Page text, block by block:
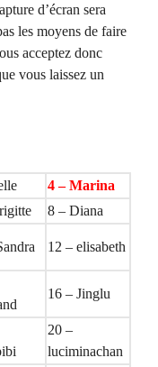
d’écran sera
les moyens de faire
acceptez donc
vous laissez un
4 – Marina
8 – Diana
12 – elisabeth
16 – Jinglu
20 –
luciminachan